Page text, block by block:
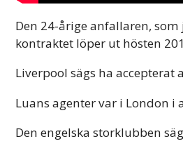
Den 24-årige anfallaren,
kontraktet löper ut hösten
Liverpool sägs ha
Luans agenter var i London
Den engelska storklubben